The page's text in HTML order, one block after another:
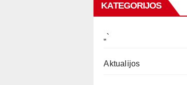
KATEGORIJOS
„`
Aktualijos